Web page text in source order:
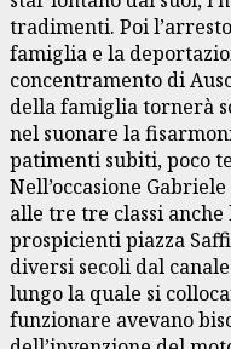
tradimenti. Poi
famiglia e la
concentramento di
della famiglia tornerà
nel suonare la
patimenti subiti, poco
Nell’occasione
alle tre tre classi
prospicienti piazza
diversi secoli dal
lungo la quale si
funzionare avevano